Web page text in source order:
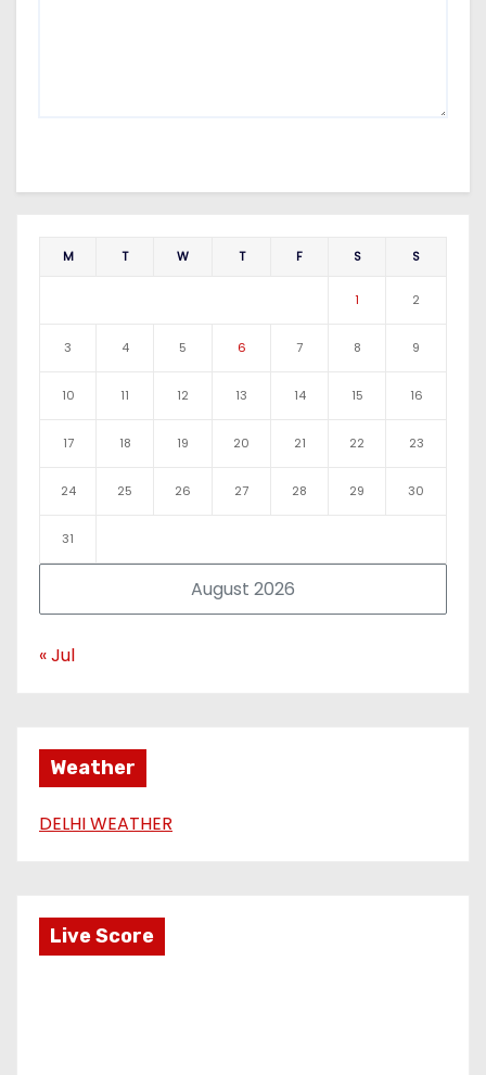
August 2026
M T W T F S S
1 2
3 4 5 6 7 8 9
10 11 12 13 14 15 16
17 18 19 20 21 22 23
24 25 26 27 28 29 30
31
« Jul
Weather
DELHI WEATHER
Live Score